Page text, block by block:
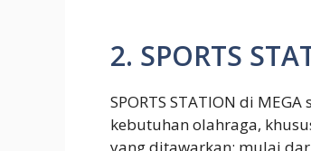
2. SPORTS
SPORTS STATION di
kebutuhan olahraga,